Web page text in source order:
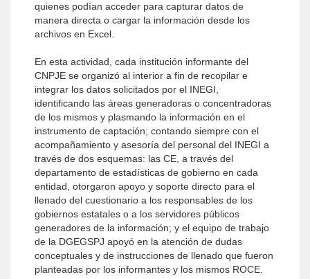
quienes podían acceder para capturar datos de
manera directa o cargar la información desde los
archivos en Excel.
En esta actividad, cada institución informante del
CNPJE se organizó al interior a fin de recopilar e
integrar los datos solicitados por el INEGI,
identificando las áreas generadoras o concentradoras
de los mismos y plasmando la información en el
instrumento de captación; contando siempre con el
acompañamiento y asesoría del personal del INEGI a
través de dos esquemas: las CE, a través del
departamento de estadísticas de gobierno en cada
entidad, otorgaron apoyo y soporte directo para el
llenado del cuestionario a los responsables de los
gobiernos estatales o a los servidores públicos
generadores de la información; y el equipo de trabajo
de la DGEGSPJ apoyó en la atención de dudas
conceptuales y de instrucciones de llenado que fueron
planteadas por los informantes y los mismos ROCE.